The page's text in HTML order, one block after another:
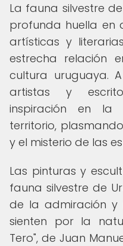
La fauna silvestre
profunda huella en
artísticas y
estrecha relación
cultura uruguaya.
artistas y
inspiración en la
territorio,
y el misterio de las
Las pinturas y
fauna silvestre de
de la admiración y
sienten por la
Tero", de Juan